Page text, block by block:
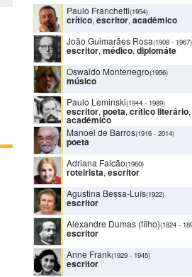
Paulo Franchetti(1954)
crítico, escritor,acadêmico
João Guimarães Rosa(1908 - 1967)
escritor, médico, diplomáte
Oswaldo Montenegro(1956)
músico
Paulo Leminski(1944 - 1989)
escritor, poeta,crítico literário,
acadêmico
Manoel de Barros(1916 - 2014)
poeta
Adriana Falcão(1960)
roteirista, escritor
Agustina Bessa-Luís(1922)
escritor
Alexandre Dumas (filho)(1824 -
escritor
Anne Frank(1929 - 1945)
escritor